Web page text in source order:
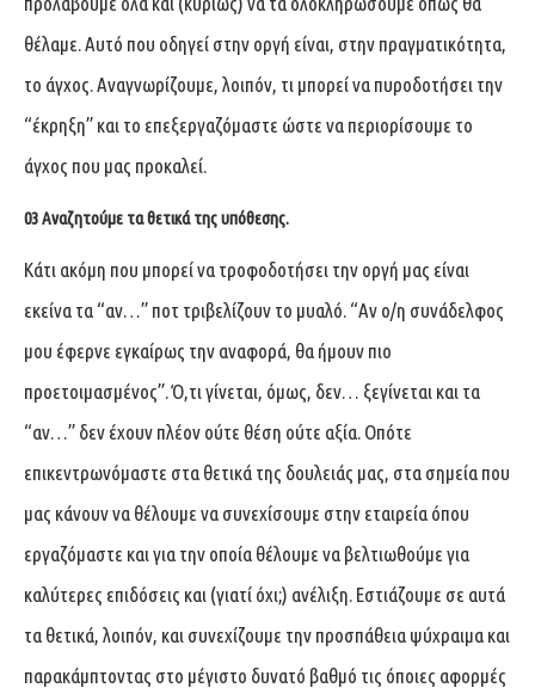
θέλαμε. Αυτό που οδηγεί στην οργή είναι, στην πραγματικότητα,
το άγχος. Αναγνωρίζουμε, λοιπόν, τι μπορεί να πυροδοτήσει την
“έκρηξη” και το επεξεργαζόμαστε ώστε να περιορίσουμε το
άγχος που μας προκαλεί.
03Αναζητούμε τα θετικά της υπόθεσης.
Κάτι ακόμη που μπορεί να τροφοδοτήσει την οργή μας είναι
εκείνα τα “αν…” ποτ τριβελίζουν το μυαλό. “Αν ο/η συνάδελφος
μου έφερνε εγκαίρως την αναφορά, θα ήμουν πιο
προετοιμασμένος”. Ό,τι γίνεται, όμως, δεν… ξεγίνεται και τα
“αν…” δεν έχουν πλέον ούτε θέση ούτε αξία. Οπότε
επικεντρωνόμαστε στα θετικά της δουλειάς μας, στα σημεία που
μας κάνουν να θέλουμε να συνεχίσουμε στην εταιρεία όπου
εργαζόμαστε και για την οποία θέλουμε να βελτιωθούμε για
καλύτερες επιδόσεις και (γιατί όχι;) ανέλιξη. Εστιάζουμε σε αυτά
τα θετικά, λοιπόν, και συνεχίζουμε την προσπάθεια ψύχραιμα και
παρακάμπτοντας στο μέγιστο δυνατό βαθμό τις όποιες αφορμές